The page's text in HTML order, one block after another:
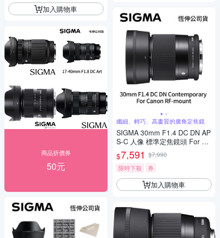
加入購物車
商品折價券
50元
纖細、輕巧、高畫質的廣角定焦鏡
SIGMA 30mm F1.4 DC DN AP
S-C 人像 標準定焦鏡頭 For Ca
non RF-mount (公司貨)
$7,591 $7,990
限時下殺
券
加入購物車